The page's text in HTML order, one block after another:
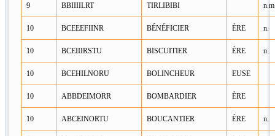
9 BBIIIILRT TIRLIBIBI
10 BCEEEFIINR BÉNÉFICIER ÈRE n.
10 BCEIIIRSTU BISCUITIER ÈRE n.
10 BCEHILNORU BOLINCHEUR EUSE
10 ABBDEIMORR BOMBARDIER ÈRE
10 ABCEINORTU BOUCANTIER ÈRE n.